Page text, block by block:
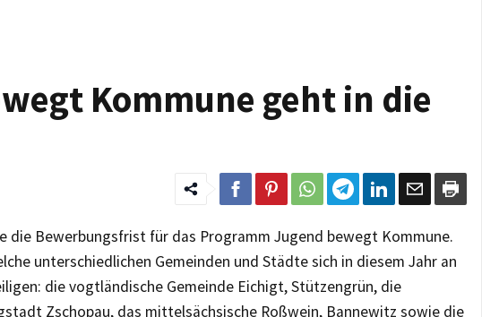
Kommune geht in die
die Bewerbungsfrist für das Programm Jugend bewegt Kommune.
unterschiedlichen Gemeinden und Städte sich in diesem Jahr an
die vogtländische Gemeinde Eichigt, Stützengrün, die
Zschopau, das mittelsächsische Roßwein, Bannewitz sowie die